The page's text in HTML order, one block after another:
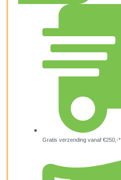
Gratis verzending vanaf €250,-*